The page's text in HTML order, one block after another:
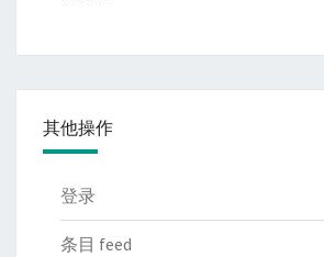
其他操作
登录
条目 feed